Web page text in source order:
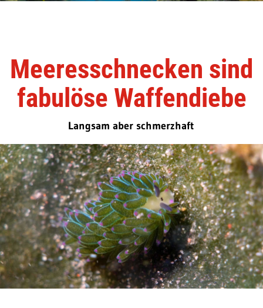
Meeresschnecken sind
fabulöse Waffendiebe
Langsam aber schmerzhaft